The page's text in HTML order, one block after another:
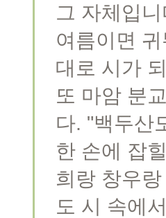
그 자체입
여름이면
대로 시가
또 마암 분
다. "백두산
한 손에 잡
희랑 창우
도 시 속에